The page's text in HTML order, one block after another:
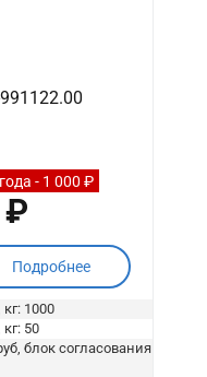
- 1 000 ₽
₽
Подробнее
1000
50
блок согласования